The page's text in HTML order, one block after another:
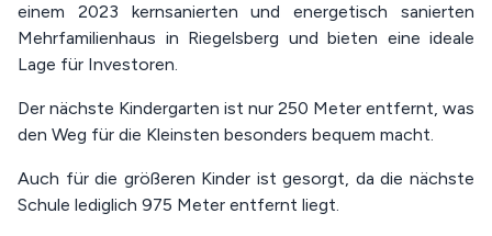
einem 2023 kernsanierten und energetisch sanierten
Mehrfamilienhaus in Riegelsberg und bieten eine ideale
Lage für Investoren.
Der nächste Kindergarten ist nur 250 Meter entfernt, was
den Weg für die Kleinsten besonders bequem macht.
Auch für die größeren Kinder ist gesorgt, da die nächste
Schule lediglich 975 Meter entfernt liegt.